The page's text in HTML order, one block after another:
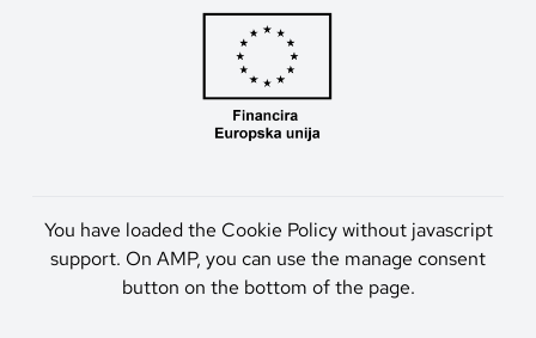
You have loaded the Cookie Policy without javascript
support. On AMP, you can use the manage consent
button on the bottom of the page.